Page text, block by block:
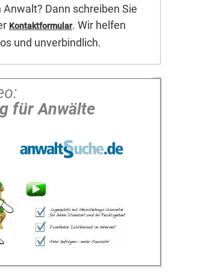
Dann schreiben Sie
Kontaktformular. Wir helfen
und unverbindlich.
für Anwälte